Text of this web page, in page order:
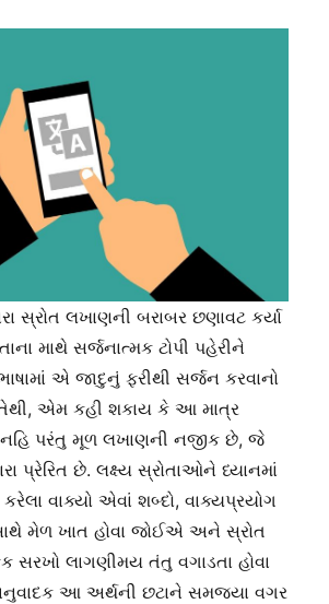
સ્રોત લખાણની બરાબર છણાવટ કર્યા
માથે સર્જનાત્મક ટોપી પહેરીને
એ જાદુનું ફરીથી સર્જન કરવાનો
એમ કહી શકાય કે આ માત્ર
નહિ પરંતુ મૂળ લખાણની નજીક છે, જે
પ્રેરિત છે. લક્ષ્ય સ્રોતાઓને ધ્યાનમાં
કરેલા વાક્યો એવાં શબ્દો, વાક્યપ્રયોગ
મેળ ખાત હોવા જોઈએ અને સ્રોત
સરખો લાગણીમય તંતુ વગાડતા હોવા
આ અર્થની છટાને સમજ્યા વગર